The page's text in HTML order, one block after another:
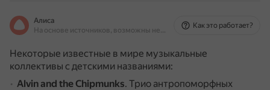
Алиса
На основе источников, возможны неточности
Как это работает?
Некоторые известные в мире музыкальные
коллективы с детскими названиями:
Alvin and the Chipmunks. Трио антропоморфных